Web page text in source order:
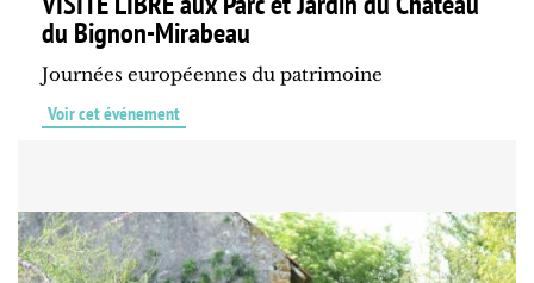
du Bignon-Mirabeau
Journées européennes du patrimoine
Voir cet événement